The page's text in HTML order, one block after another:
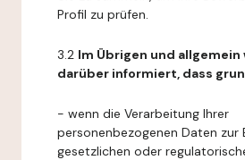
Profil zu prüfen.
3.2 Im Übrigen und allgemein
darüber informiert, dass
- wenn die Verarbeitung Ihrer
personenbezogenen Daten zur
gesetzlichen oder